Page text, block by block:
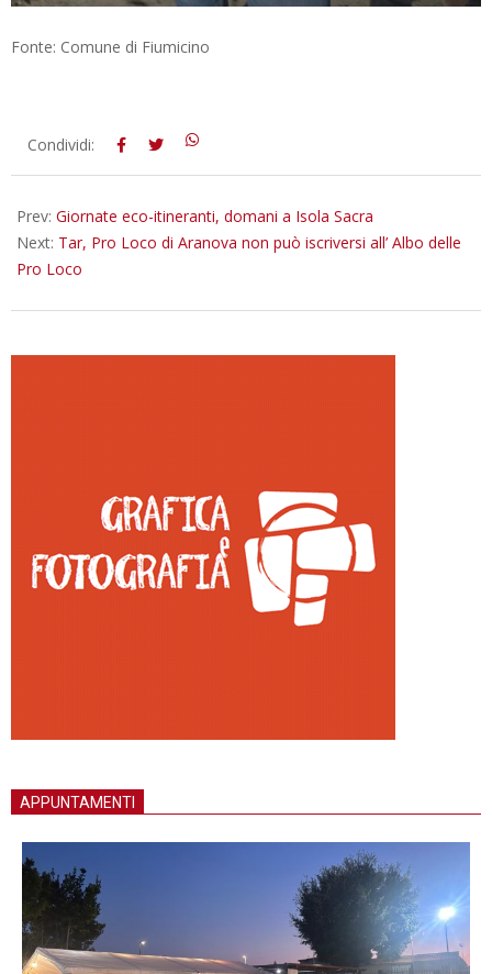
Fonte: Comune di Fiumicino
2024-
Condividi:
Prev: Giornate eco-itineranti, domani a Isola Sacra
Next: Tar, Pro Loco di Aranova non può iscriversi all’ Albo delle
Pro Loco
APPUNTAMENTI